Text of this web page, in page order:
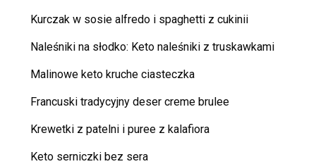
Kurczak w sosie alfredo i spaghetti z cukinii
Naleśniki na słodko: Keto naleśniki z truskawkami
Malinowe keto kruche ciasteczka
Francuski tradycyjny deser creme brulee
Krewetki z patelni i puree z kalafiora
Keto serniczki bez sera